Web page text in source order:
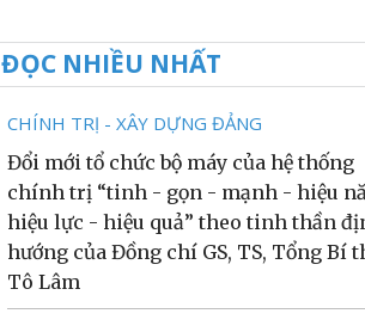
ĐỌC NHIỀU NHẤT
CHÍNH TRỊ - XÂY DỰNG ĐẢNG
Đổi mới tổ chức bộ máy của hệ thống
chính trị “tinh - gọn - mạnh - hiệu
hiệu lực - hiệu quả” theo tinh thần
hướng của Đồng chí GS, TS, Tổng Bí
Tô Lâm